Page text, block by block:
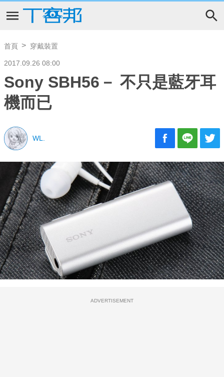
首頁 穿戴裝置
2017.09.26 08:00
Sony SBH56－ 不只是藍牙耳
機而已
WL.
ADVERTISEMENT